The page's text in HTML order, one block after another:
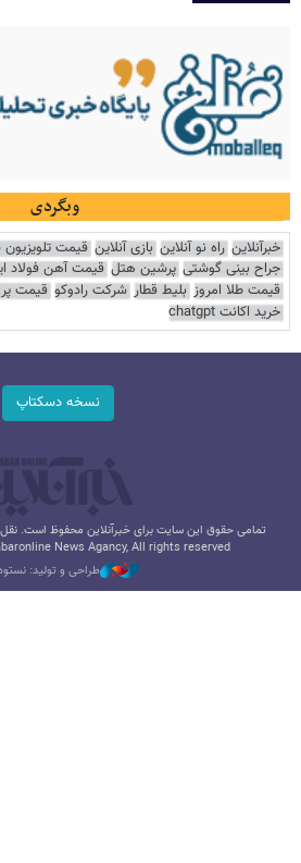
وبگردی
خبرآنلاین راه نو آنلاین بازی آنلاین قیمت
جراح بینی گوشتی پرشین هتل قیمت آهن فولاد
قیمت طلا امروز بلیط قطار شرکت رادوکو قیمت
خرید اکانت chatgpt
نسخه دسکتاپ
تمامی حقوق این سایت برای خبرآنلاین محفوظ است. نقل
News Agancy, All rights reserved
طراحی و تولید: